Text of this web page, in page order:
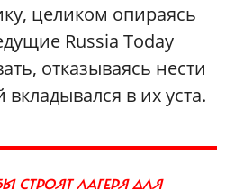
целиком опираясь
Russia Today
отказываясь нести
в их уста.
СТРОЯТ ЛАГЕРЯ ДЛЯ